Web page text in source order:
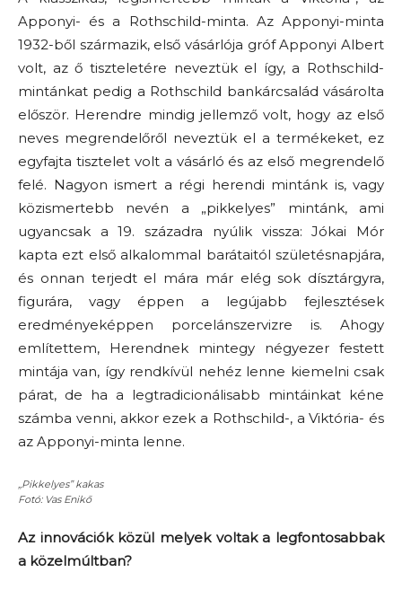
Apponyi- és a Rothschild-minta. Az Apponyi-minta
1932-ből származik, első vásárlója gróf Apponyi Albert
volt, az ő tiszteletére neveztük el így, a Rothschild-
mintánkat pedig a Rothschild bankárcsalád vásárolta
először. Herendre mindig jellemző volt, hogy az első
neves megrendelőről neveztük el a termékeket, ez
egyfajta tisztelet volt a vásárló és az első megrendelő
felé. Nagyon ismert a régi herendi mintánk is, vagy
közismertebb nevén a „pikkelyes” mintánk, ami
ugyancsak a 19. századra nyúlik vissza: Jókai Mór
kapta ezt első alkalommal barátaitól születésnapjára,
és onnan terjedt el mára már elég sok dísztárgyra,
figurára, vagy éppen a legújabb fejlesztések
eredményeképpen porcelánszervizre is. Ahogy
említettem, Herendnek mintegy négyezer festett
mintája van, így rendkívül nehéz lenne kiemelni csak
párat, de ha a legtradicionálisabb mintáinkat kéne
számba venni, akkor ezek a Rothschild-, a Viktória- és
az Apponyi-minta lenne.
,,Pikkelyes” kakas
Fotó: Vas Enikő
Az innovációk közül melyek voltak a legfontosabbak
a közelmúltban?